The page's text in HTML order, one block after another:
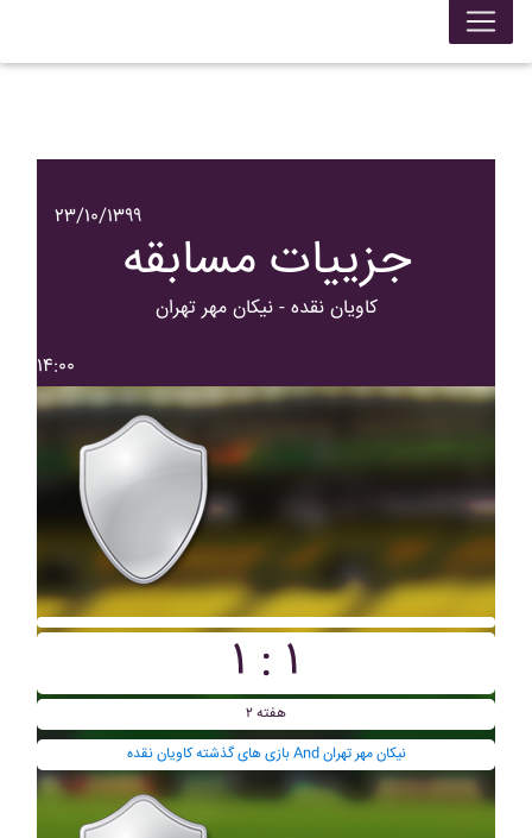
۲۳/۱۰/۱۳۹۹
جزییات مسابقه
کاويان نقده - نيکان مهر تهران
۱۴:۰۰
۱ : ۱
هفته ۲
بازی های گذشته کاويان نقده And نيکان مهر تهران